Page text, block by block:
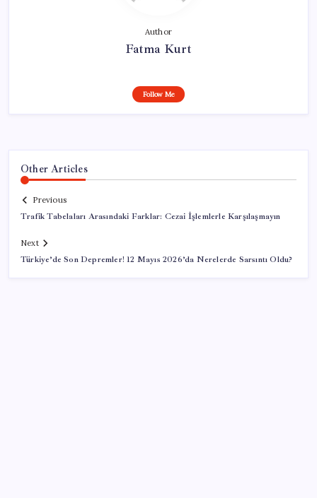
Author
Fatma Kurt
Follow Me
Other Articles
Previous
Trafik Tabelaları Arasındaki Farklar: Cezai İşlemlerle Karşılaşmayın
Next
Türkiye’de Son Depremler! 12 Mayıs 2026’da Nerelerde Sarsıntı Oldu?